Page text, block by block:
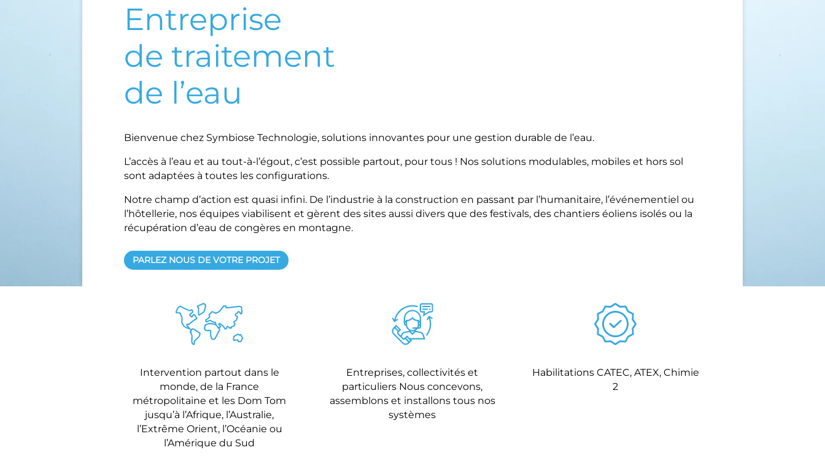
Entreprise
de traitement
de l’eau
Bienvenue chez Symbiose Technologie, solutions innovantes pour une gestion durable de l’eau.
L’accès à l’eau et au tout-à-l’égout, c’est possible partout, pour tous ! Nos solutions modulables, mobiles et hors sol
sont adaptées à toutes les configurations.
Notre champ d’action est quasi infini. De l’industrie à la construction en passant par l’humanitaire, l’événementiel ou
l’hôtellerie, nos équipes viabilisent et gèrent des sites aussi divers que des festivals, des chantiers éoliens isolés ou la
récupération d’eau de congères en montagne.
PARLEZ NOUS DE VOTRE PROJET
Intervention partout dans le
monde, de la France
métropolitaine et les Dom Tom
jusqu’à l’Afrique, l’Australie,
l’Extrême Orient, l’Océanie ou
l’Amérique du Sud
Entreprises, collectivités et
particuliers Nous concevons,
assemblons et installons tous nos
systèmes
Habilitations CATEC, ATEX, Chimie
2